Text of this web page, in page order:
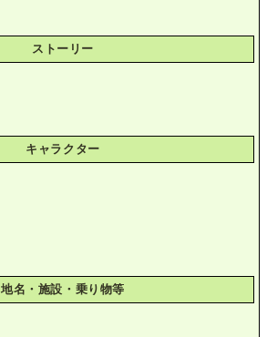
ストーリー
キャラクター
地名・施設・乗り物等